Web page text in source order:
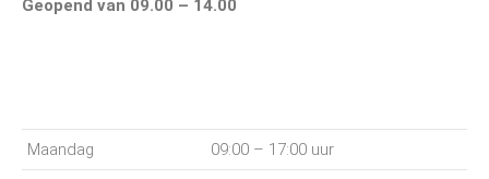
Geopend van 09.00 – 14.00
Maandag 09:00 – 17:00 uur